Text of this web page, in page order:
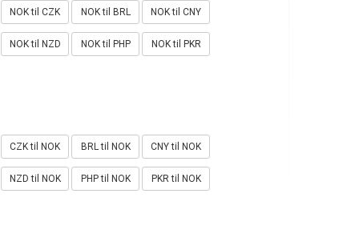
NOK til CZK NOK til BRL NOK til CNY
NOK til NZD NOK til PHP NOK til PKR
CZK til NOK BRL til NOK CNY til NOK
NZD til NOK PHP til NOK PKR til NOK